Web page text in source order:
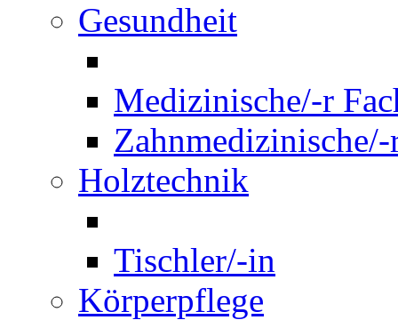
Gesundheit
Medizinische/-r
Holztechnik
Tischler/-in
Körperpflege